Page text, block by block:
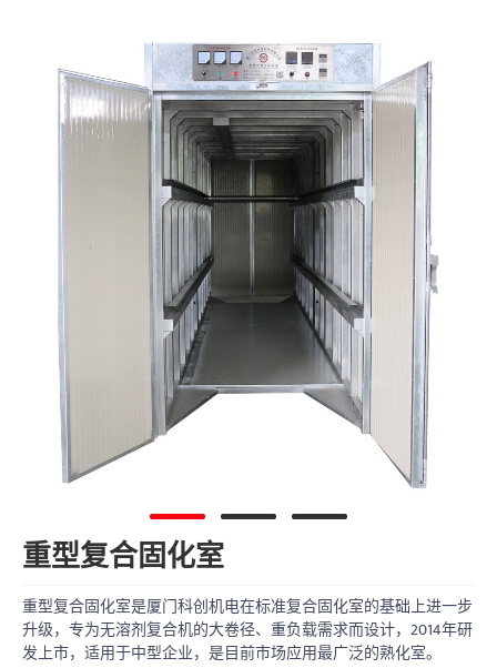
重型复合固化室
重型复合固化室是厦门科创机电在标准复合固化室的基础上进一步
升级，专为无溶剂复合机的大卷径、重负载需求而设计，2014年研
发上市，适用于中型企业，是目前市场应用最广泛的熟化室。